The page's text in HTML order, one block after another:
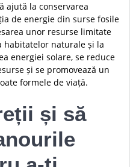
ajută la conservarea
de energie din surse fosile
unor resurse limitate
habitatelor naturale și la
energiei solare, se reduce
și se promovează un
formele de viață.
și să